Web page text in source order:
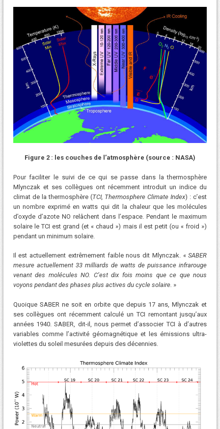
Figure 2 : les couches de l’atmosphère (source : NASA)
Pour faciliter le suivi de ce qui se passe dans la thermosphère
Mlynczak et ses collègues ont récemment introduit un indice du
climat de la thermosphère (TCI, Thermosphere Climate Index) : c’est
un nombre exprimé en watts qui dit la chaleur que les molécules
d’oxyde d’azote NO relâchent dans l’espace. Pendant le maximum
solaire le TCI est grand (et « chaud ») mais il est petit (ou « froid »)
pendant un minimum solaire.
Il est actuellement extrêmement faible nous dit Mlynczak. «SABER
mesure actuellement 33 milliards de watts de puissance infrarouge
venant des molécules NO. C’est dix fois moins que ce que nous
voyons pendant des phases plus actives du cycle solaire. »
Quoique SABER ne soit en orbite que depuis 17 ans, Mlynczak et
ses collègues ont récemment calculé un TCI remontant jusqu’aux
années 1940. SABER, dit-il, nous permet d’associer TCI à d’autres
variables comme l’activité géomagnétique et les émissions ultra-
violettes du soleil mesurées depuis des décennies.